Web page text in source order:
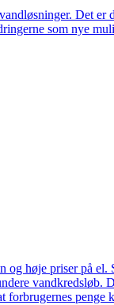
Det
som nye
og høje priser på el.
vandkredsløb.
forbrugernes